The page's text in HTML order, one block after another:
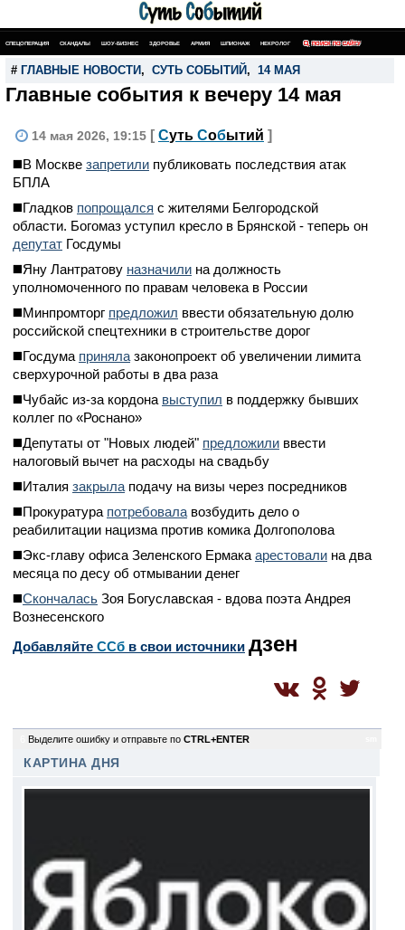
СПЕЦОПЕРАЦИЯ СКАНДАЛЫ ШОУ-БИЗНЕС ЗДОРОВЬЕ АРМИЯ ШПИОНАЖ НЕКРОЛОГ ПОИСК ПО САЙТУ
# ГЛАВНЫЕ НОВОСТИ , СУТЬ СОБЫТИЙ , 14 МАЯ
Главные события к вечеру 14 мая
14 мая 2026, 19:15 [ Суть Событий ]
◼️В Москве запретили публиковать последствия атак
БПЛА
◼️Гладков попрощался с жителями Белгородской
области. Богомаз уступил кресло в Брянской - теперь он
депутат Госдумы
◼️Яну Лантратову назначили на должность
уполномоченного по правам человека в России
◼️Минпромторг предложил ввести обязательную долю
российской спецтехники в строительстве дорог
◼️Госдума приняла законопроект об увеличении лимита
сверхурочной работы в два раза
◼️Чубайс из-за кордона выступил в поддержку бывших
коллег по «Роснано»
◼️Депутаты от "Новых людей" предложили ввести
налоговый вычет на расходы на свадьбу
◼️Италия закрыла подачу на визы через посредников
◼️Прокуратура потребовала возбудить дело о
реабилитации нацизма против комика Долгополова
◼️Экс-главу офиса Зеленского Ермака арестовали на два
месяца по десу об отмывании денег
◼️Скончалась Зоя Богуславская - вдова поэта Андрея
Вознесенского
Добавляйте CСб в свои источники дзен
Выделите ошибку и отправьте по CTRL+ENTER
КАРТИНА ДНЯ